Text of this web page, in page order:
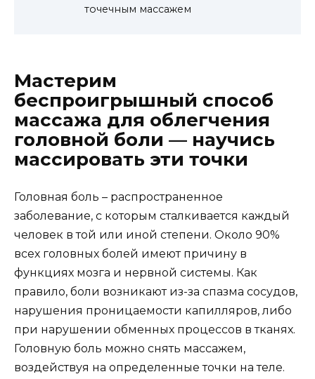
точечным массажем
Мастерим
беспроигрышный способ
массажа для облегчения
головной боли — научись
массировать эти точки
Головная боль – распространенное
заболевание, с которым сталкивается каждый
человек в той или иной степени. Около 90%
всех головных болей имеют причину в
функциях мозга и нервной системы. Как
правило, боли возникают из-за спазма сосудов,
нарушения проницаемости капилляров, либо
при нарушении обменных процессов в тканях.
Головную боль можно снять массажем,
воздействуя на определенные точки на теле.